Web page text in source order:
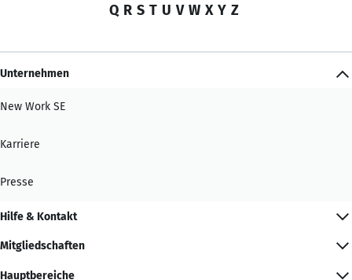
Q R S T U V W X Y Z
Unternehmen
New Work SE
Karriere
Presse
Hilfe & Kontakt
Mitgliedschaften
Hauptbereiche